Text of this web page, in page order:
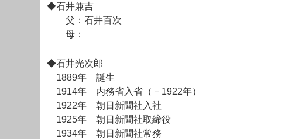
◆石井兼吉
父：石井百次
母：
◆石井光次郎
1889年 誕生
1914年 内務省入省（－1922年）
1922年 朝日新聞社入社
1925年 朝日新聞社取締役
1934年 朝日新聞社常務